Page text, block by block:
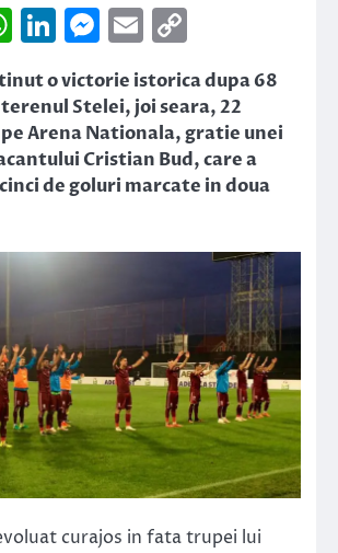
WhatsApp
LinkedIn
Messenger
Email
Link
o victorie istorica dupa 68
Stelei, joi seara, 22
Arena Nationala, gratie unei
Cristian Bud, care a
de goluri marcate in doua
curajos in fata trupei lui